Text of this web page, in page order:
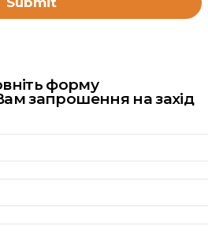
форму
запрошення на захід